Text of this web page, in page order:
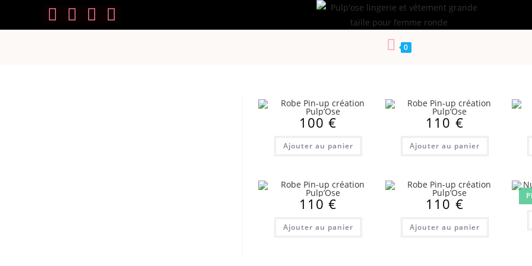
0
100€
Ajouter au panier
110 €
Ajouter au panier
110€
Ajouter au panier
110 €
Ajouter au panier